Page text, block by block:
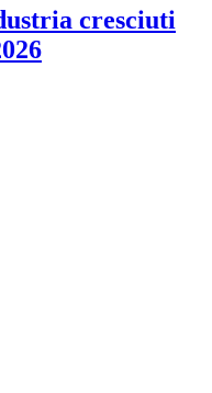
cresciuti